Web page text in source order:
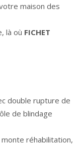
maison des
là où FICHET
double rupture de
de blindage
réhabilitation,